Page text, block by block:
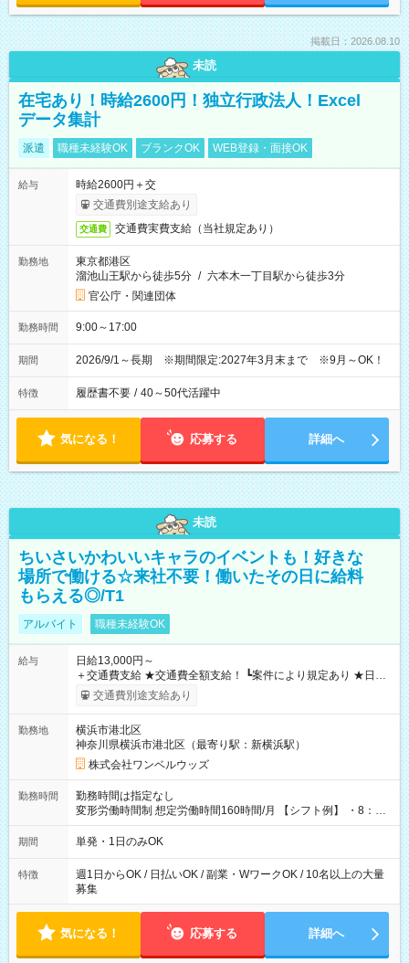
掲載日：2026.08.10
未読
在宅あり！時給2600円！独立行政法人！Excel
データ集計
派遣 職種未経験OK ブランクOK WEB登録・面接OK
給与
時給2600円＋交
交通費別途支給あり
交通費 交通費実費支給（当社規定あり）
勤務地
東京都港区
溜池山王駅から徒歩5分 / 六本木一丁目駅から徒歩3分
官公庁・関連団体
勤務時間 9:00～17:00
期間 2026/9/1～長期 ※期間限定:2027年3月末まで ※9月～OK！
特徴 履歴書不要 / 40～50代活躍中
気になる！ 応募する 詳細へ
未読
ちいさいかわいいキャラのイベントも！好きな
場所で働ける☆来社不要！働いたその日に給料
もらえる◎/T1
アルバイト 職種未経験OK
給与
日給13,000円～
＋交通費支給 ★交通費全額支給！ ┗案件により規定あり ★日払
いOK！（規定あり） ┗働いたその日に現金GET♪ お仕事後はコ
ンビニATMから 日払い分を引き落とせます！ 【試用期間】試
交通費別途支給あり
勤務地
横浜市港北区
神奈川県横浜市港北区（最寄り駅：新横浜駅）
株式会社ワンベルウッズ
勤務時間
勤務時間は指定なし
変形労働時間制 想定労働時間160時間/月 【シフト例】 ・8：00
～21：00
期間 単発・1日のみOK
特徴
週1日からOK / 日払いOK / 副業・WワークOK / 10名以上の大量
募集
気になる！ 応募する 詳細へ